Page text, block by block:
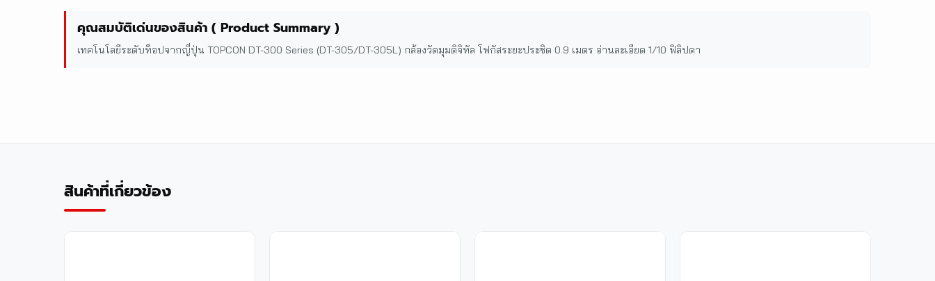
คุณสมบัติเด่นของสินค้า ( Product Summary )
เทคโนโลยีระดับท็อปจากญี่ปุ่น TOPCON DT-300 Series (DT-305/DT-305L) กล้องวัดมุมดิจิทัล โฟกัสระยะประชิด 0.9 เมตร อ่านละเอียด 1/10 ฟิลิปดา
สินค้าที่เกี่ยวข้อง